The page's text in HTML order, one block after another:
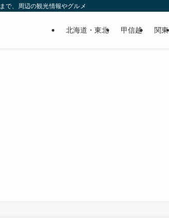
、周辺の観光情報やグルメも網羅！！
北海道・東北 甲信越 関東